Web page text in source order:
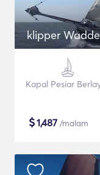
klipper
Kapal Pesiar
$1,487 /malam